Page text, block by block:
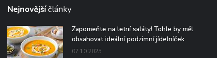
Nejnovějšíčlánky
Zapomeňte na letní saláty! Tohle by měl
obsahovat ideální podzimní jídelníček
07.10.2025